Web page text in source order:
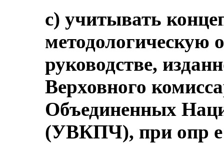
с) учитывать
методологическую
руководстве,
Верховного
Объединенных
(УВКПЧ), при опр е